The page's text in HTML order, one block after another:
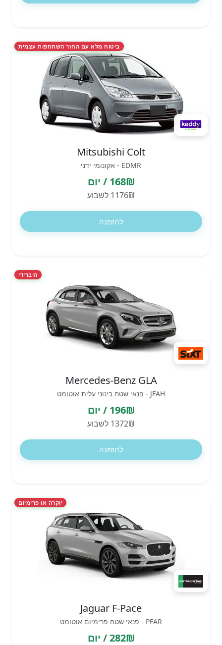
ביטוח מלא עם החזר השתתפות עצמית
Mitsubishi Colt
EDMR - אקונומי ידני
168₪ / יום
1176₪ לשבוע
להזמנה
היברידי
Mercedes-Benz GLA
JFAH - פנאי שטח בינוני עלית אוטומט
196₪ / יום
1372₪ לשבוע
להזמנה
יוקרה או פרימיום
Jaguar F-Pace
PFAR - פנאי שטח פרימיום אוטומט
282₪ / יום